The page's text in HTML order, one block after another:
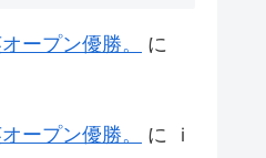
ープン優勝。
に
ープン優勝。 に
ｉ